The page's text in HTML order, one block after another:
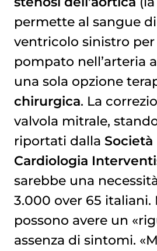
permette al sangue
ventricolo sinistro per
pompato nell’arteria
una sola opzione
chirurgica. La
valvola mitrale,
riportati dalla
Cardiologia
sarebbe una
3.000 over 65 italiani.
possono avere un
assenza di sintomi.